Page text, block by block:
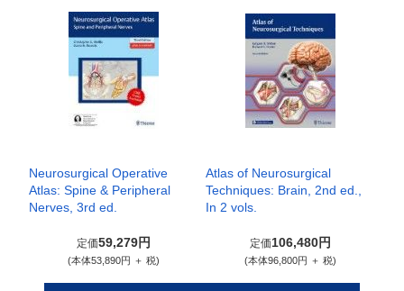
Neurosurgical Operative
Atlas: Spine & Peripheral
Nerves, 3rd ed.
定価59,279円
(本体53,890円 ＋ 税)
Atlas of Neurosurgical
Techniques: Brain, 2nd ed.,
In 2 vols.
定価106,480円
(本体96,800円 ＋ 税)